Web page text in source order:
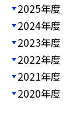
2025年度
2024年度
2023年度
2022年度
2021年度
2020年度